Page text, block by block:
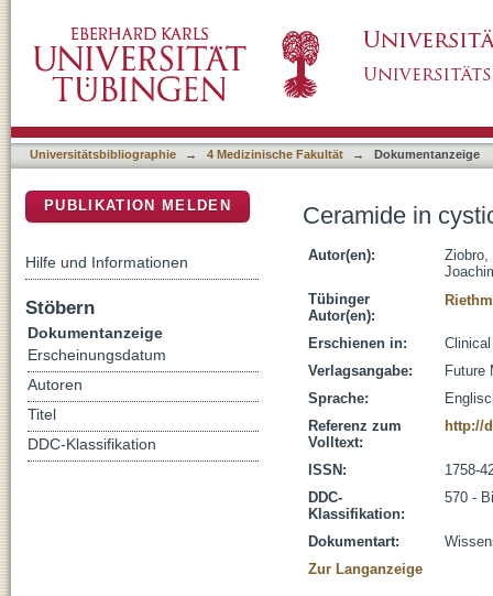
Universitätsbibliographie → 4 Medizinische Fakultät → Dokumentanzeige
Ceramide in
Autor(en):
Ziobro,
Tübinger
Autor(en):
Erschienen in:
Verlagsangabe:
Future
Sprache:
Referenz zum
Volltext:
http://
ISSN:
1758-
DDC-
Klassifikation:
570 -
Dokumentart:
Zur Langanzeige
PUBLIKATION MELDEN
Hilfe und Informationen
Stöbern
Dokumentanzeige
Erscheinungsdatum
Autoren
Titel
DDC-Klassifikation